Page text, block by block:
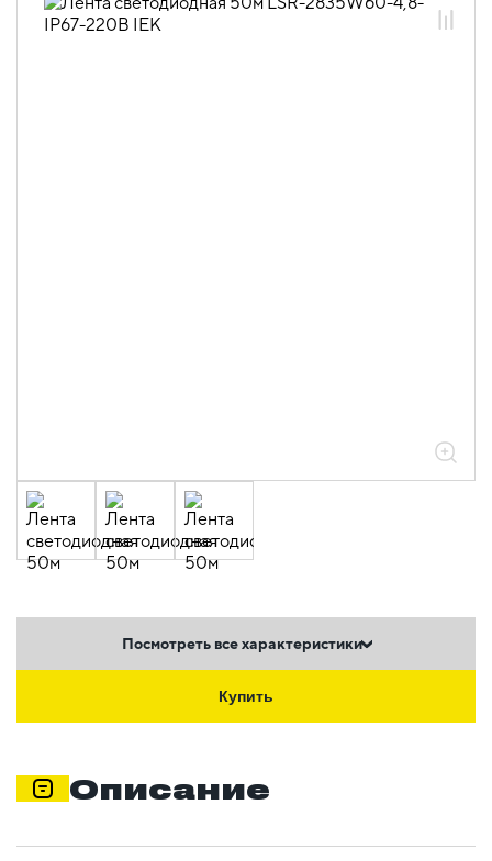
Посмотреть все характеристики
Купить
Описание